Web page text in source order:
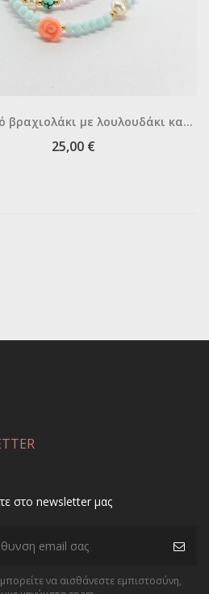
βραχιολάκι με λουλουδάκι και
ματάκι
25,00 €
στο newsletter μας
να αισθάνεστε εμπιστοσύνη,